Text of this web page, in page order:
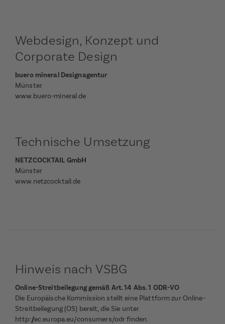
Webdesign, Konzept und
Corporate Design
buero mineral Designagentur
Münster
www.buero-mineral.de
Technische Umsetzung
NETZCOCKTAIL GmbH
Münster
www.netzcocktail.de
Hinweis nach VSBG
Online-Streitbeilegung gemäß Art. 14 Abs. 1 ODR-VO
Die Europäische Kommission stellt eine Plattform zur Online-
Streitbeilegung (OS) bereit, die Sie unter
http://ec.europa.eu/consumers/odrfinden.